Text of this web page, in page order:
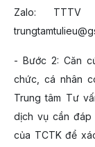
Zalo: TTTV
- Bước 2: Căn
chức, cá nhân
Trung tâm Tư
dịch vụ cần đáp
của TCTK để